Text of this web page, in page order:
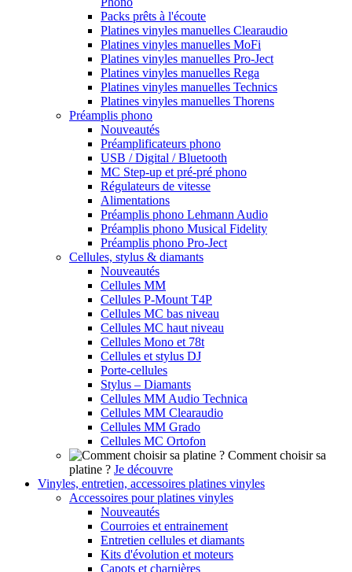
Packs prêts à l'écoute
Platines vinyles manuelles Clearaudio
Platines vinyles manuelles MoFi
Platines vinyles manuelles Pro-Ject
Platines vinyles manuelles Rega
Platines vinyles manuelles Technics
Platines vinyles manuelles Thorens
Préamplis phono
Nouveautés
Préamplificateurs phono
USB / Digital / Bluetooth
MC Step-up et pré-pré phono
Régulateurs de vitesse
Alimentations
Préamplis phono Lehmann Audio
Préamplis phono Musical Fidelity
Préamplis phono Pro-Ject
Cellules, stylus & diamants
Nouveautés
Cellules MM
Cellules P-Mount T4P
Cellules MC bas niveau
Cellules MC haut niveau
Cellules Mono et 78t
Cellules et stylus DJ
Porte-cellules
Stylus – Diamants
Cellules MM Audio Technica
Cellules MM Clearaudio
Cellules MM Grado
Cellules MC Ortofon
Comment choisir sa
platine ? Je découvre
Vinyles, entretien, accessoires platines vinyles
Accessoires pour platines vinyles
Nouveautés
Courroies et entrainement
Entretien cellules et diamants
Kits d'évolution et moteurs
Capots et charnières